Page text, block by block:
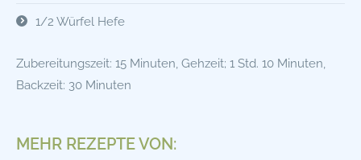
1/2 Würfel Hefe
Zubereitungszeit: 15 Minuten, Gehzeit; 1 Std. 10 Minuten,
Backzeit: 30 Minuten
MEHR REZEPTE VON: